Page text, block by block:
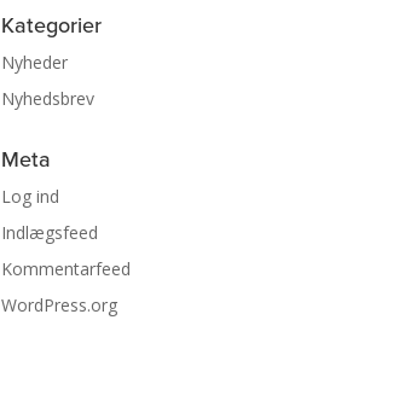
Kategorier
Nyheder
Nyhedsbrev
Meta
Log ind
Indlægsfeed
Kommentarfeed
WordPress.org